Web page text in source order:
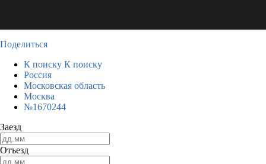
Поделиться
К поиску К поиску
Россия
Московская область
Москва
№1670244
Заезд
Отъезд